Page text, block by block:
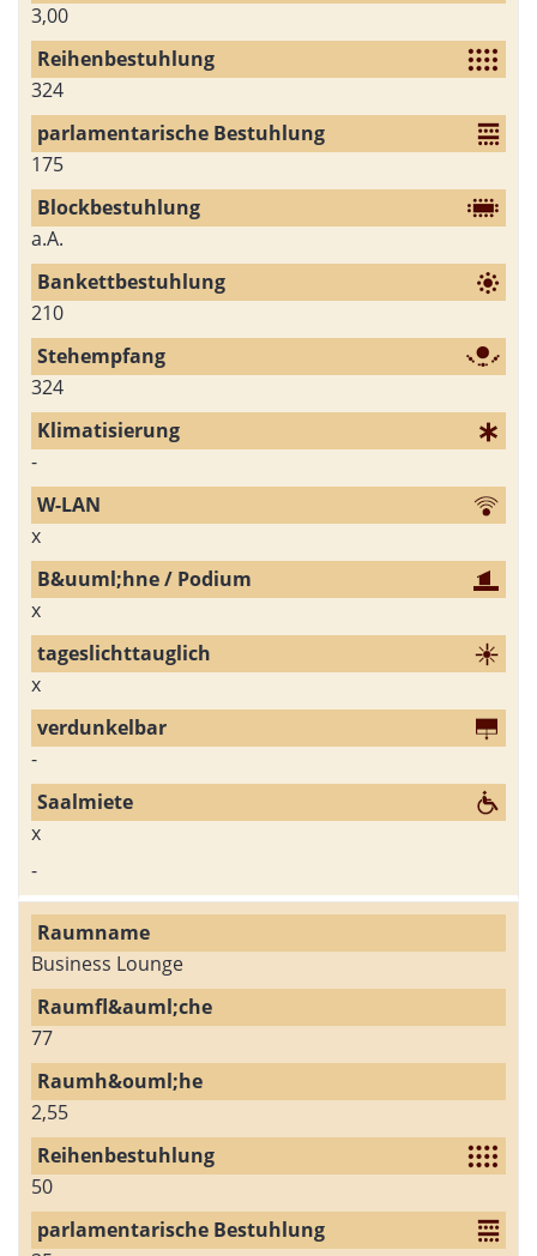
3,00
324
175
a.A.
210
324
-
x
x
x
-
x
-
Business Lounge
77
2,55
50